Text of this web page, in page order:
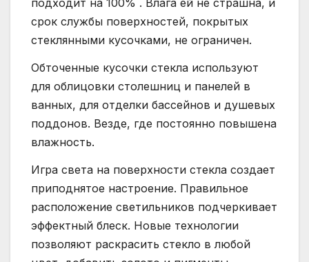
подходит на 100% . Влага ей не страшна, и
срок службы поверхностей, покрытых
стеклянными кусочками, не ограничен.
Обточенные кусочки стекла используют
для облицовки столешниц и панелей в
ванных, для отделки бассейнов и душевых
поддонов. Везде, где постоянно повышена
влажность.
Игра света на поверхности стекла создает
приподнятое настроение. Правильное
расположение светильников подчеркивает
эффектный блеск. Новые технологии
позволяют раскрасить стекло в любой